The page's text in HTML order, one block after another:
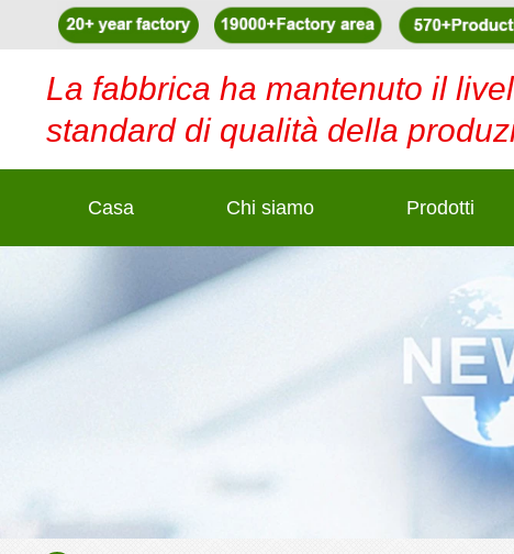
La fabbrica ha mantenuto il
standard di qualità della
Casa Chi siamo Prodotti